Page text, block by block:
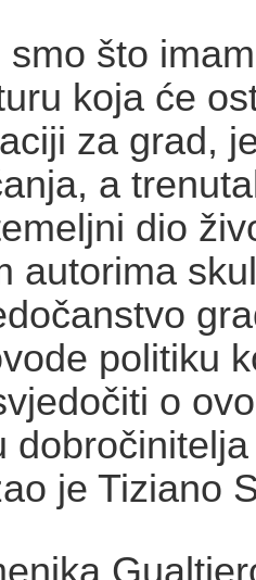
smo što
koja će
za grad,
a
dio
autorima
politiku
o
je Tiziano